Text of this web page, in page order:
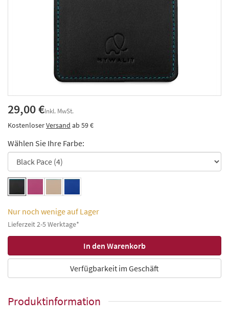
29,00 €Inkl. MwSt.
KostenloserVersand ab 59 €
Wählen Sie Ihre Farbe:
Nur noch wenige auf Lager
Lieferzeit 2-5 Werktage*
Verfügbarkeit im Geschäft
Produktinformation